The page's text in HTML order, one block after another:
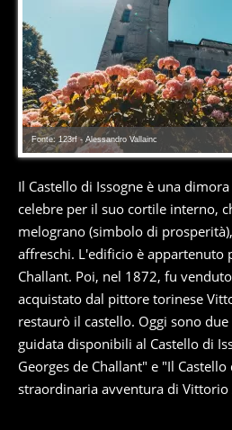
Fonte: 123rf - Alessandro Vallainc
Il Castello di Issogne è una
celebre per il suo cortile interno,
melograno (simbolo di
affreschi. L'edificio è appartenuto
Challant. Poi, nel 1872, fu
acquistato dal pittore torinese
restaurò il castello. Oggi sono
guidata disponibili al Castello di
Georges de Challant" e "Il Castello
straordinaria avventura di Vittorio